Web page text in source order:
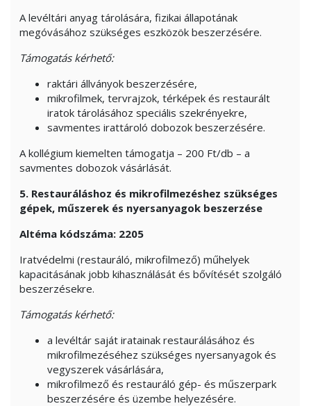
A levéltári anyag tárolására, fizikai állapotának
megóvásához szükséges eszközök beszerzésére.
Támogatás kérhető:
raktári állványok beszerzésére,
mikrofilmek, tervrajzok, térképek és restaurált
iratok tárolásához speciális szekrényekre,
savmentes irattároló dobozok beszerzésére.
A kollégium kiemelten támogatja – 200 Ft/db – a
savmentes dobozok vásárlását.
5. Restauráláshoz és mikrofilmezéshez szükséges
gépek, műszerek és nyersanyagok beszerzése
Altéma kódszáma: 2205
Iratvédelmi (restauráló, mikrofilmező) műhelyek
kapacitásának jobb kihasználását és bővítését szolgáló
beszerzésekre.
Támogatás kérhető:
a levéltár saját iratainak restaurálásához és
mikrofilmezéséhez szükséges nyersanyagok és
vegyszerek vásárlására,
mikrofilmező és restauráló gép- és műszerpark
beszerzésére és üzembe helyezésére.